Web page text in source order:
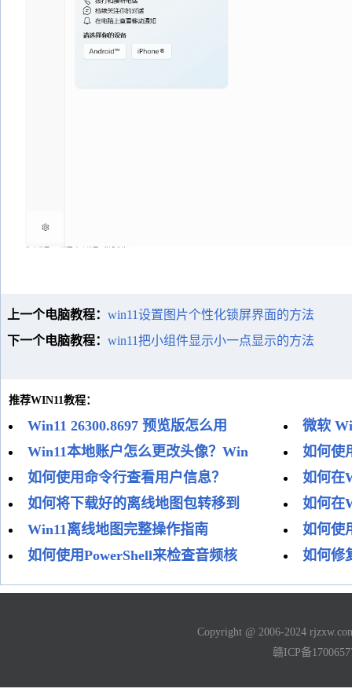
上一个电脑教程： win11设置图片个性化锁屏界面的方法
下一个电脑教程： win11把小组件显示小一点显示的方法
推荐WIN11教程：
Win11 26300.8697 预览版怎么用
微软
Win11本地账户怎么更改头像？Win
如何使
如何使用命令行查看用户信息？
如何在
如何将下载好的离线地图包转移到
如何在
Win11离线地图完整操作指南
如何使
如何使用PowerShell来检查音频核
如何修
Copyright @ 2006-2024
赣ICP备